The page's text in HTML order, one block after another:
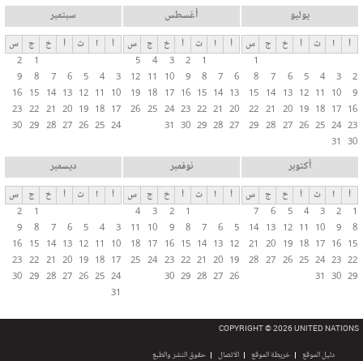
يوليو
أ ا ث أ خ ج
س
1
2
3
4
5
6
7
8
9
10
11
12
13
14
15
16
17
18
19
20
21
22
23
24
25
26
27
28
29
30
31
أغسطس
أ ا ث أ خ ج
س
1
2
3
4
5
6
7
8
9
10
11
12
13
14
15
16
17
18
19
20
21
22
23
24
25
26
27
28
29
30
31
سبتمبر
أ ا ث أ خ ج
س
1
2
3
4
5
6
7
8
9
10
11
12
13
14
15
16
17
18
19
20
21
22
23
24
25
26
27
28
29
30
أكتوبر
أ ا ث أ خ ج
س
1
2
3
4
5
6
7
8
9
10
11
12
13
14
15
16
17
18
19
20
21
22
23
24
25
26
27
28
29
30
31
نوفمبر
أ ا ث أ خ ج
س
1
2
3
4
5
6
7
8
9
10
11
12
13
14
15
16
17
18
19
20
21
22
23
24
25
26
27
28
29
30
ديسمبر
أ ا ث أ خ ج
س
1
2
3
4
5
6
7
8
9
10
11
12
13
14
15
16
17
18
19
20
21
22
23
24
25
26
27
28
29
30
31
COPYRIGHT © 2026 UNITED NATIONS
دليل الموقع خريطة الموقع الاتصال حقوق النشر والطبع